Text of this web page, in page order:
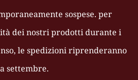
sospese. per
dei nostri prodotti durante i
le spedizioni riprenderanno
a settembre.